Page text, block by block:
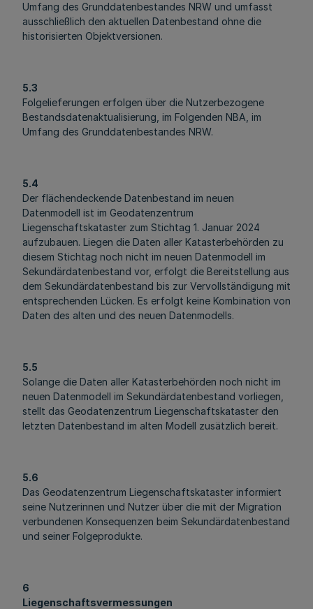
Umfang des Grunddatenbestandes NRW und umfasst
ausschließlich den aktuellen Datenbestand ohne die
historisierten Objektversionen.
5.3
Folgelieferungen erfolgen über die Nutzerbezogene
Bestandsdatenaktualisierung, im Folgenden NBA, im
Umfang des Grunddatenbestandes NRW.
5.4
Der flächendeckende Datenbestand im neuen
Datenmodell ist im Geodatenzentrum
Liegenschaftskataster zum Stichtag 1. Januar 2024
aufzubauen. Liegen die Daten aller Katasterbehörden zu
diesem Stichtag noch nicht im neuen Datenmodell im
Sekundärdatenbestand vor, erfolgt die Bereitstellung aus
dem Sekundärdatenbestand bis zur Vervollständigung mit
entsprechenden Lücken. Es erfolgt keine Kombination von
Daten des alten und des neuen Datenmodells.
5.5
Solange die Daten aller Katasterbehörden noch nicht im
neuen Datenmodell im Sekundärdatenbestand vorliegen,
stellt das Geodatenzentrum Liegenschaftskataster den
letzten Datenbestand im alten Modell zusätzlich bereit.
5.6
Das Geodatenzentrum Liegenschaftskataster informiert
seine Nutzerinnen und Nutzer über die mit der Migration
verbundenen Konsequenzen beim Sekundärdatenbestand
und seiner Folgeprodukte.
6
Liegenschaftsvermessungen